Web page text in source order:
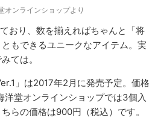
オンラインショップより
おり、数を揃えればちゃんと「将
もできるユニークなアイテム。実
ては。
」は2017年2月に発売予定。価格
洋堂オンラインショップでは3個入
らの価格は900円（税込）です。